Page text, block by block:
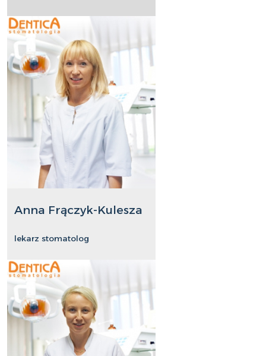
Anna Frączyk-Kulesza
lekarz stomatolog